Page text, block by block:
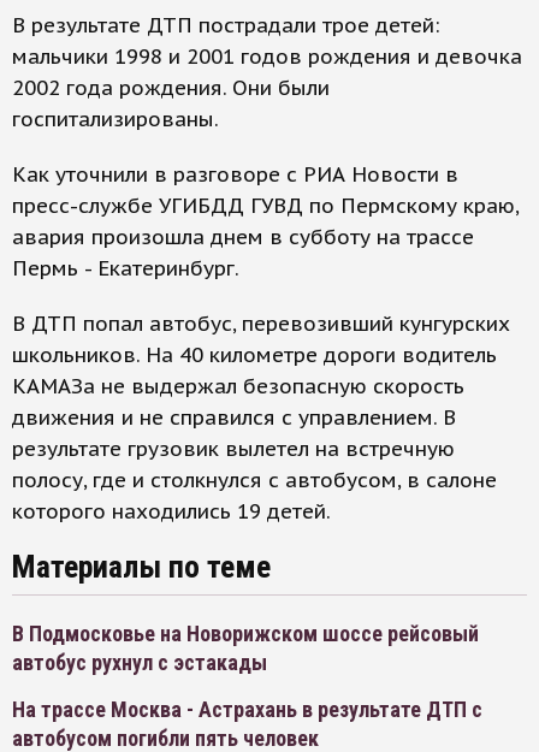
В результате ДТП пострадали трое детей:
мальчики 1998 и 2001 годов рождения и девочка
2002 года рождения. Они были
госпитализированы.
Как уточнили в разговоре с РИА Новости в
пресс-службе УГИБДД ГУВД по Пермскому краю,
авария произошла днем в субботу на трассе
Пермь - Екатеринбург.
В ДТП попал автобус, перевозивший кунгурских
школьников. На 40 километре дороги водитель
КАМАЗа не выдержал безопасную скорость
движения и не справился с управлением. В
результате грузовик вылетел на встречную
полосу, где и столкнулся с автобусом, в салоне
которого находились 19 детей.
Материалы по теме
В Подмосковье на Новорижском шоссе рейсовый
автобус рухнул с эстакады
На трассе Москва - Астрахань в результате ДТП с
автобусом погибли пять человек